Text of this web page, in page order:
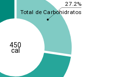
27.2%
Total de Carbohidratos
450
cal